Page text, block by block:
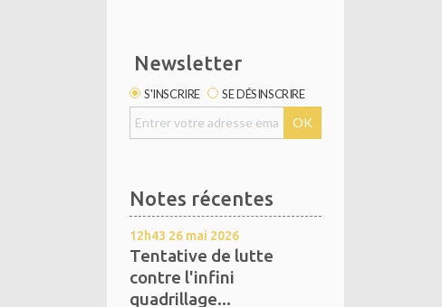
Newsletter
S'INSCRIRE SE DÉSINSCRIRE
Notes récentes
12h43 26 mai 2026
Tentative de lutte
contre l'infini
quadrillage...